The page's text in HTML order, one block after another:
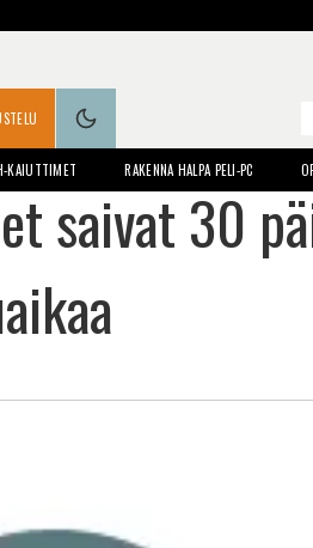
KAIUTTIMET RAKENNA HALPA PELI-PC
saivat 30